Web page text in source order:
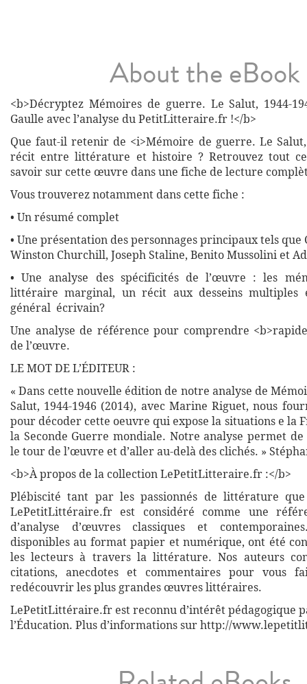
About the eBook
<b>Décryptez Mémoires de guerre. Le Salut, 1944-
Gaulle avec l’analyse du PetitLitteraire.fr !</b>
Que faut-il retenir de <i>Mémoire de guerre. Le Salut,
récit entre littérature et histoire ? Retrouvez tout
savoir sur cette œuvre dans une fiche de lecture
Vous trouverez notamment dans cette fiche :
• Un résumé complet
• Une présentation des personnages principaux tels que
Winston Churchill, Joseph Staline, Benito Mussolini et
• Une analyse des spécificités de l’œuvre : les
littéraire marginal, un récit aux desseins multiples
général écrivain?
Une analyse de référence pour comprendre
de l’œuvre.
LE MOT DE L’ÉDITEUR :
« Dans cette nouvelle édition de notre analyse de
Salut, 1944-1946 (2014), avec Marine Riguet, nous
pour décoder cette oeuvre qui expose la situations e la
la Seconde Guerre mondiale. Notre analyse permet
le tour de l’œuvre et d’aller au-delà des clichés. »
<b>À propos de la collection LePetitLitteraire.fr :</b>
Plébiscité tant par les passionnés de littérature
LePetitLittéraire.fr est considéré comme une
d’analyse d’œuvres classiques et
disponibles au format papier et numérique, ont été
les lecteurs à travers la littérature. Nos auteurs
citations, anecdotes et commentaires pour vous
redécouvrir les plus grandes œuvres littéraires.
LePetitLittéraire.fr est reconnu d’intérêt pédagogique
l’Éducation. Plus d’informations sur http://